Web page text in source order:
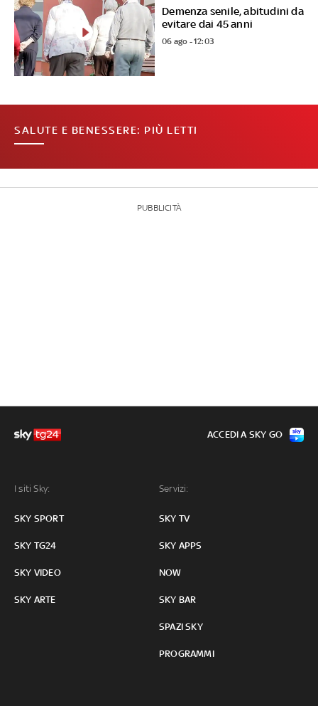
Demenza senile, abitudini da
evitare dai 45 anni
06 ago - 12:03
SALUTE E BENESSERE: PIÙ LETTI
PUBBLICITÀ
I siti Sky:
SKY SPORT
SKY TG24
SKY VIDEO
SKY ARTE
Servizi:
SKY TV
SKY APPS
NOW
SKY BAR
SPAZI SKY
PROGRAMMI
ACCEDI A SKY GO